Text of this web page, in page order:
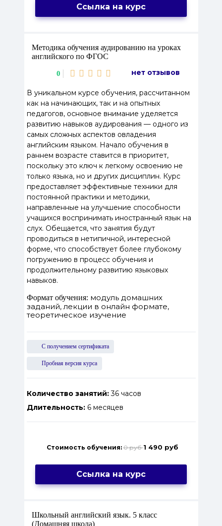
Ссылка на курс
Методика обучения аудированию на уроках
английского по ФГОС
0 нет отзывов
В уникальном курсе обучения, рассчитанном
как на начинающих, так и на опытных
педагогов, основное внимание уделяется
развитию навыков аудирования — одного из
самых сложных аспектов овладения
английским языком. Начало обучения в
раннем возрасте ставится в приоритет,
поскольку это ключ к легкому освоению не
только языка, но и других дисциплин. Курс
предоставляет эффективные техники для
постоянной практики и методики,
направленные на улучшение способности
учащихся воспринимать иностранный язык на
слух. Обещается, что занятия будут
проводиться в нетипичной, интересной
форме, что способствует более глубокому
погружению в процесс обучения и
продолжительному развитию языковых
навыков.
Формат обучения: модуль домашних
заданий, лекции в онлайн формате,
теоретическое изучение
С получением сертификата
Пробная версия курса
Количество занятий:36 часов
Длительность:6 месяцев
Стоимость обучения: 0 руб1 490 руб
Ссылка на курс
Школьный английский язык. 5 класс
(Домашняя школа)